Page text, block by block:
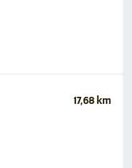
17,68 km